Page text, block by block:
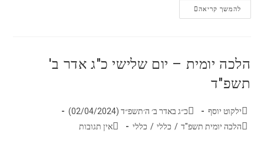
להמשך קריאה
הלכה יומית – יום שלישי כ"ג אדר ב'
תשפ"ד
ילקוט יוסף
כ״ג באדר ב׳ ה׳תשפ״ד (02/04/2024)
הלכה יומית תשפ"ד / כללי / כללי אין תגובות